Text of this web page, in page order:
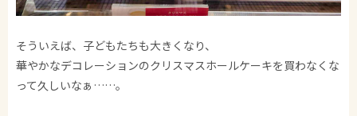
そういえば、子どもたちも大きくなり、
華やかなデコレーションのクリスマスホールケーキを買わなくな
って久しいなぁ……。